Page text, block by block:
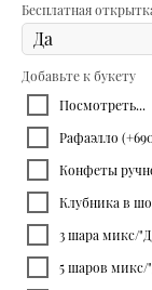
Бесплатная
Добавьте к букету
Посмотреть...
Рафаэлло
Конфеты
Клубника в
3 шара микс/
5 шаров микс/